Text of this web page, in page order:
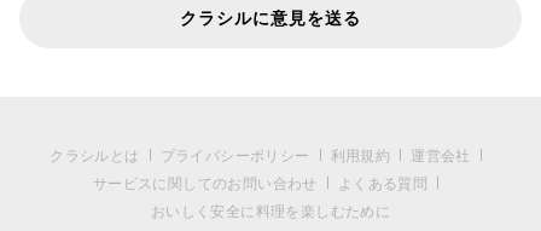
クラシルに意見を送る
クラシルとは プライバシーポリシー 利用規約
運営会社
サービスに関してのお問い合わせ
よくある質問
おいしく安全に料理を楽しむために